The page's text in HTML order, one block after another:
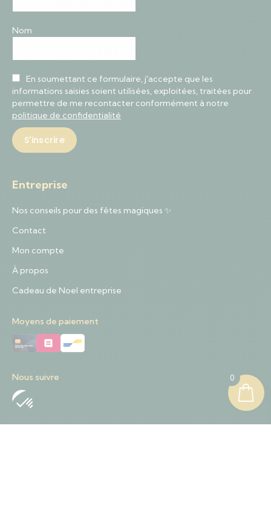
Nom
En soumettant ce formulaire, j'accepte que les
informations saisies soient utilisées, exploitées, traitées pour
permettre de me recontacter conformément à notre
politique de confidentialité
Entreprise
Nos conseils pour des fêtes magiques ✨
Contact
Mon compte
À propos
Cadeau de Noel entreprise
Moyens de paiement
Nous suivre 0